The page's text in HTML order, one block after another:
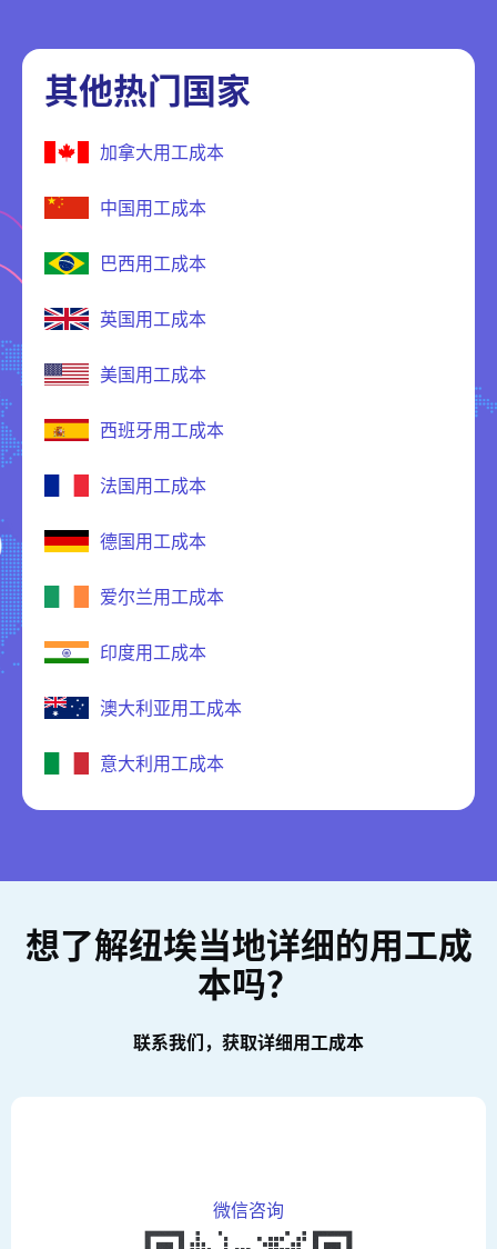
其他热门国家
加拿大用工成本
中国用工成本
巴西用工成本
英国用工成本
美国用工成本
西班牙用工成本
法国用工成本
德国用工成本
爱尔兰用工成本
印度用工成本
澳大利亚用工成本
意大利用工成本
想了解纽埃当地详细的用工成
本吗？
联系我们，获取详细用工成本
微信咨询